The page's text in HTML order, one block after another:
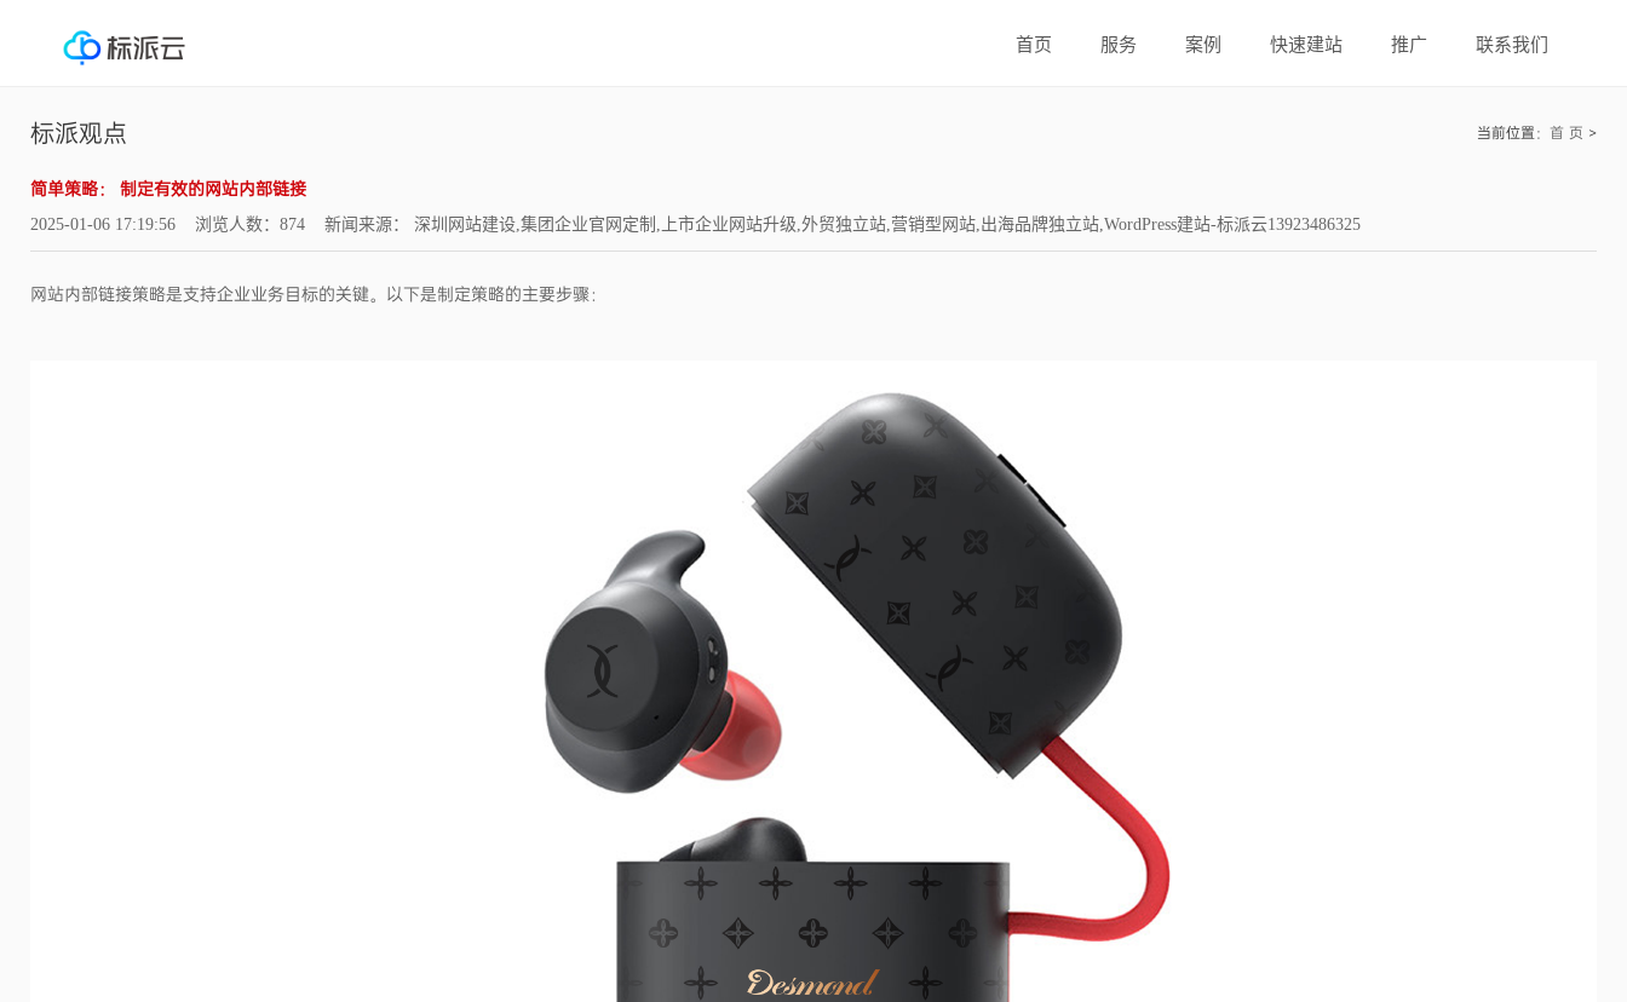
首页 服务 案例 快速建站 推广 联系我们
标派观点 当前位置： 首 页 >
简单策略： 制定有效的网站内部链接
2025-01-06 17:19:56 浏览人数：874 新闻来源： 深圳网站建设,集团企业官网定制,上市企业网站升级,外贸独立站,营销型网站,出海品牌独立站,WordPress建站-标派云13923486325
网站内部链接策略是支持企业业务目标的关键。以下是制定策略的主要步骤：